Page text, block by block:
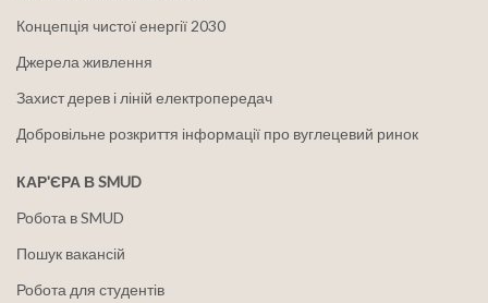
Концепція чистої енергії 2030
Джерела живлення
Захист дерев і ліній електропередач
Добровільне розкриття інформації про вуглецевий ринок
КАР'ЄРА В SMUD
Робота в SMUD
Пошук вакансій
Робота для студентів